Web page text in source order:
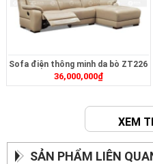
Sofa điện thông minh da bò ZT226
36,000,000₫
XEM
SẢN PHẨM LIÊN